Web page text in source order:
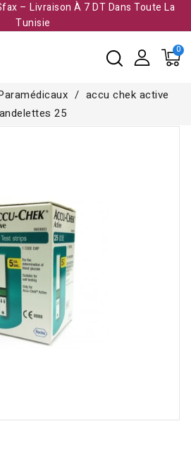
– Livraison À 7 DT Dans Toute La
Tunisie​
accu chek active
25